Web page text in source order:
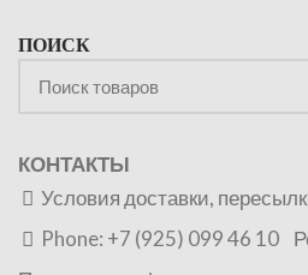
ПОИСК
КОНТАКТЫ
Условия доставки,
Phone: +7 (925) 099 46 10